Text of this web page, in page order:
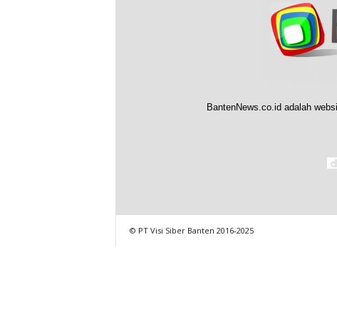
BantenNews.co.id adalah
© PT Visi Siber Banten 2016-2025